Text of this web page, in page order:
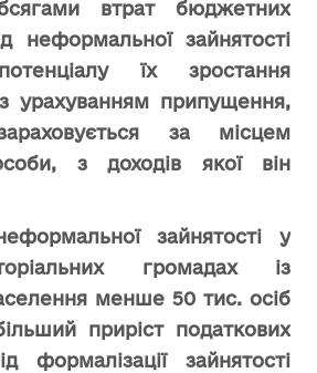
втрат бюджетних
неформальної зайнятості
їх зростання
урахуванням припущення,
за місцем
з доходів якої він
зайнятості у
громадах із
менше 50 тис. осіб
приріст податкових
формалізації зайнятості